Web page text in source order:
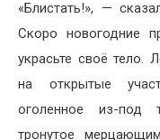
«Блистать!», —
Скоро новогодние
украсьте своё тело.
на открытые
оголенное из-под
тронутое